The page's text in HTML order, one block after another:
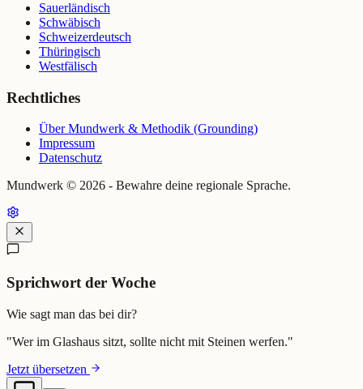
Sauerländisch
Schwäbisch
Schweizerdeutsch
Thüringisch
Westfälisch
Rechtliches
Über Mundwerk & Methodik (Grounding)
Impressum
Datenschutz
Mundwerk © 2026 - Bewahre deine regionale Sprache.
Sprichwort der Woche
Wie sagt man das bei dir?
"Wer im Glashaus sitzt, sollte nicht mit Steinen werfen."
Jetzt übersetzen